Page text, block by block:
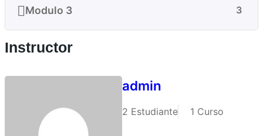
Modulo 3 3
Instructor
admin
2 Estudiante 1 Curso